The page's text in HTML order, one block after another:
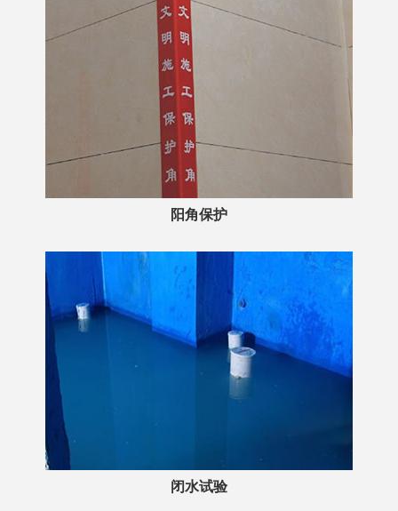
阳角保护
闭水试验